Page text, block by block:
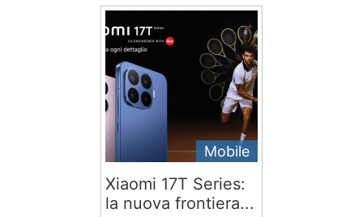
Mobile
Xiaomi 17T Series:
la nuova frontiera...